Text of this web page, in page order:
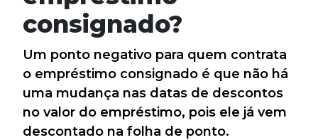
consignado?
Um ponto negativo para quem contrata
o empréstimo consignado é que não há
uma mudança nas datas de descontos
no valor do empréstimo, pois ele já vem
descontado na folha de ponto.